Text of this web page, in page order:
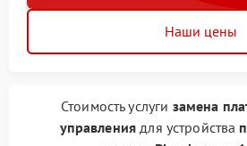
Наши цены
Стоимость услуги замена
управления для устройства